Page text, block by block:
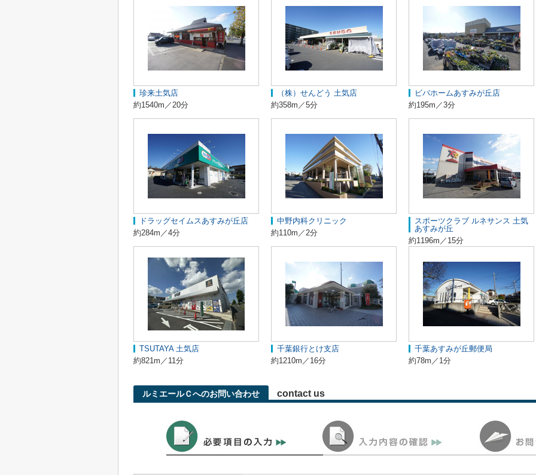
珍来土気店
約1540m／20分
（株）せんどう 土気店
約358m／5分
ビバホームあすみが丘店
約195m／3分
ドラッグセイムスあすみが丘店
約284m／4分
中野内科クリニック
約110m／2分
スポーツクラブ ルネサンス 土気
あすみが丘
約1196m／15分
TSUTAYA 土気店
約821m／11分
千葉銀行とけ支店
約1210m／16分
千葉あすみが丘郵便局
約78m／1分
ルミエールＣへのお問い合わせ contact us